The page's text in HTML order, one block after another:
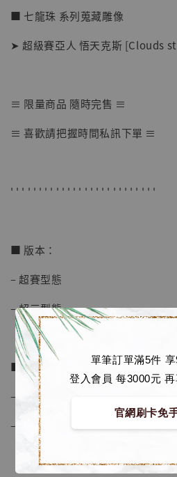
單筆訂單滿5件
登入會員 每3000元
官網刷卡免
摩 [7STARS Studio]
■ 七龍珠 系列蒐藏雕像
➤ 超級賽亞人 悟天克斯 [Clouds
≡ 限量商品 隨時完售 ≡
≡ 喜歡請把握時間私訊下單 ≡
' ' ' ' ' ' ' ' ' ' ' ' ' ' ' ' ' ' ' ' ' ' ' ' ' '
■ 版本：
– 超賽型態
– 超三型態
■ 配色：
– 動畫配色
– 漫畫配色